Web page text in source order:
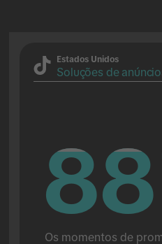
Estados Unidos
Soluções de
88
88
Os momentos de